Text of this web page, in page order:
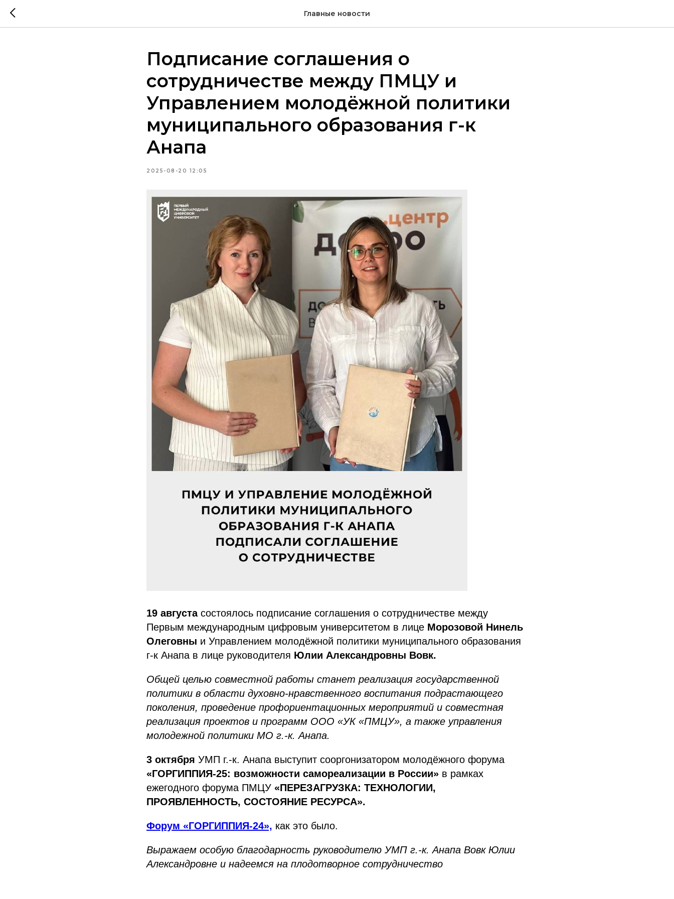
Главные новости
Подписание соглашения о
сотрудничестве между ПМЦУ и
Управлением молодёжной политики
муниципального образования г-к
Анапа
2025-08-20 12:05
19 августа состоялось подписание соглашения о сотрудничестве между
Первым международным цифровым университетом в лице Морозовой Нинель
Олеговны и Управлением молодёжной политики муниципального образования
г-к Анапа в лице руководителя Юлии Александровны Вовк.
Общей целью совместной работы станет реализация государственной
политики в области духовно-нравственного воспитания подрастающего
поколения, проведение профориентационных мероприятий и совместная
реализация проектов и программ ООО «УК «ПМЦУ», а также управления
молодежной политики МО г.-к. Анапа.
3 октября УМП г.-к. Анапа выступит сооргонизатором молодёжного форума
«ГОРГИППИЯ-25: возможности самореализации в России» в рамках
ежегодного форума ПМЦУ «ПЕРЕЗАГРУЗКА: ТЕХНОЛОГИИ,
ПРОЯВЛЕННОСТЬ, СОСТОЯНИЕ РЕСУРСА».
Форум «ГОРГИППИЯ-24», как это было.
Выражаем особую благодарность руководителю УМП г.-к. Анапа Вовк Юлии
Александровне и надеемся на плодотворное сотрудничество